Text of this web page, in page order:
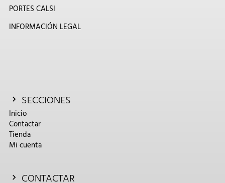
PORTES CALSI
INFORMACIÓN LEGAL
SECCIONES
Inicio
Contactar
Tienda
Mi cuenta
CONTACTAR